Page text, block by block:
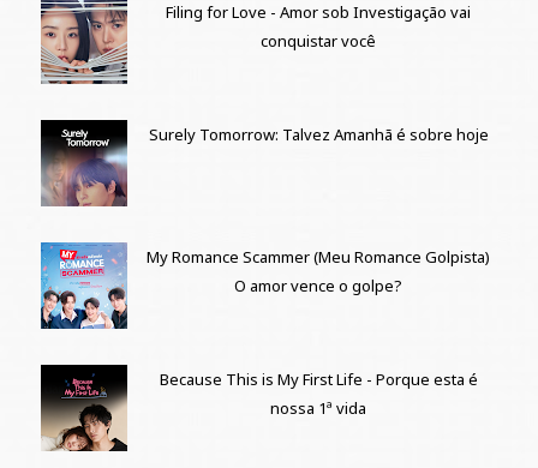
Filing for Love - Amor sob Investigação vai
conquistar você
Surely Tomorrow: Talvez Amanhã é sobre hoje
My Romance Scammer (Meu Romance Golpista)
O amor vence o golpe?
Because This is My First Life - Porque esta é
nossa 1ª vida